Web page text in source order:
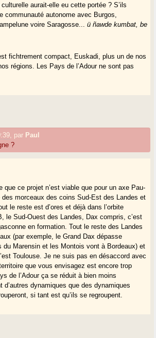
volonté, mais le cadre dans lequel elle peut
que nous trouvions (avant les
les moyens de faire valoir leurs atouts
une Agence Gasconne, restée indépendante et
un message qui porte.
culturelle aurait-elle eu cette portée ? S’ils
communauté autonome avec Burgos,
voire Saragosse...
ü ñawde kumbat, be
fichtrement compact, Euskadi, plus un de nos
régions. Les Pays de l’Adour ne sont pas
par Paul
?
que ce projet n’est viable que pour un axe Pau-
morceaux des coins Sud-Est des Landes et
le reste est d’ores et déjà dans l’orbite
le Sud-Ouest des Landes, Dax compris, c’est
en formation. Tout le reste des Landes
(par exemple, le Grand Dax dépasse
du Marensin et les Montois vont à Bordeaux) et
Toulouse. Je ne suis pas en désaccord avec
que vous envisagez est encore trop
de l’Adour ça se réduit à bien moins
d’autres dynamiques que des dynamiques
si tant est qu’ils se regroupent.